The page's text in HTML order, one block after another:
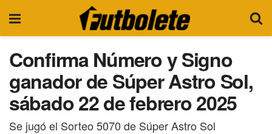
Confirma Número y Signo
ganador de Súper Astro Sol,
sábado 22 de febrero 2025
Se jugó el Sorteo 5070 de Súper Astro Sol